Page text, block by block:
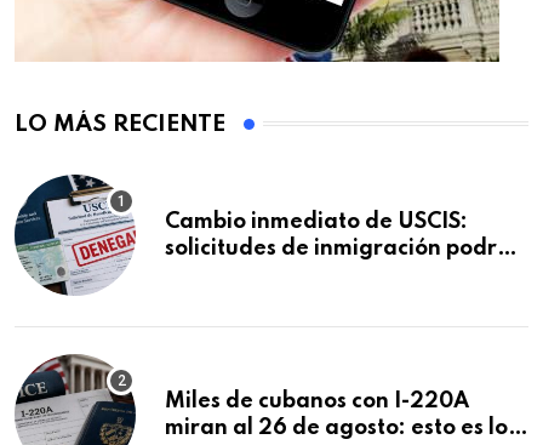
LO MÁS RECIENTE
Cambio inmediato de USCIS:
solicitudes de inmigración podrán
Miles de cubanos con I-220A
miran al 26 de agosto: esto es lo